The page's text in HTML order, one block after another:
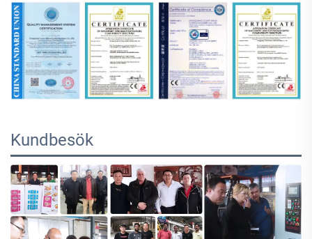
Kundbesök